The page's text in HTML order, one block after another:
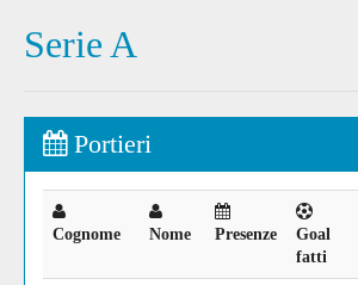
Serie A
Portieri
Cognome Nome Presenze
Goal
fatti